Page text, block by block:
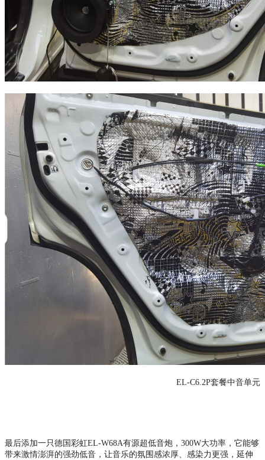
EL-C6.2P套餐中音单元
最后添加一只德国彩虹EL-W68A有源超低音炮，300W大功率，它能够
带来激情澎湃的强劲低音，让音乐的氛围感浓厚、感染力更强，延伸